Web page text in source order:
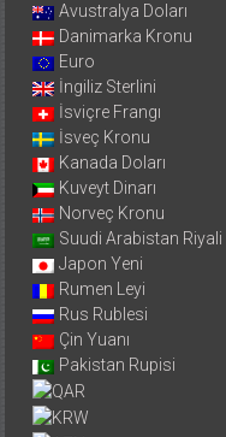
Avustralya Doları
Danimarka Kronu
Euro
İngiliz Sterlini
İsviçre Frangı
İsveç Kronu
Kanada Doları
Kuveyt Dinarı
Norveç Kronu
Suudi Arabistan Riyali
Japon Yeni
Rumen Leyi
Rus Rublesi
Çin Yuanı
Pakistan Rupisi